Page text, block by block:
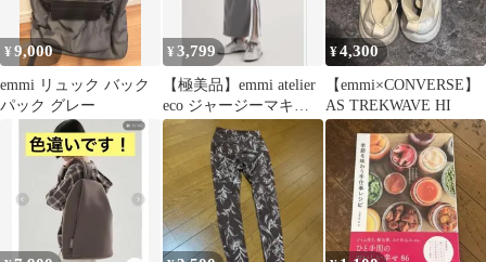
¥9,000
emmi リュック バック
パック グレー
¥3,799
【極美品】emmi atelier
eco ジャージーマキシ
スカート
¥4,300
【emmi×CONVERSE】
AS TREKWAVE HI